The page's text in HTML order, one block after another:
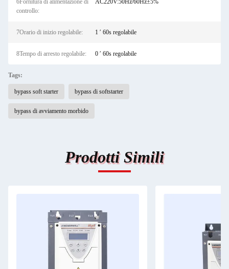
6Fornitura di alimentazione di
controllo:
AC220V:50Hz/60Hz±5%
7Orario di inizio regolabile: 1 ′ 60s regolabile
8Tempo di arresto regolabile: 0 ′ 60s regolabile
Tags:
bypass soft starter bypass di softstarter
bypass di avviamento morbido
Prodotti Simili